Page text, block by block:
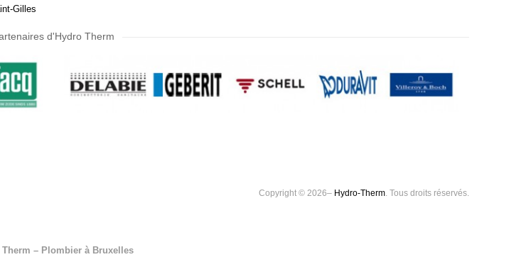
Gilles
d'Hydro Therm
Copyright © 2026– Hydro-Therm. Tous droits réservés.
Therm – Plombier à Bruxelles